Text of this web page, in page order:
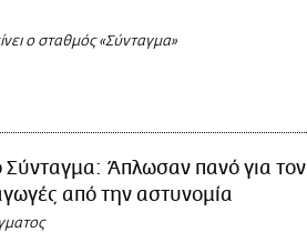
ο σταθμός «Σύνταγμα»
Σύνταγμα: Άπλωσαν πανό για τον
από την αστυνομία